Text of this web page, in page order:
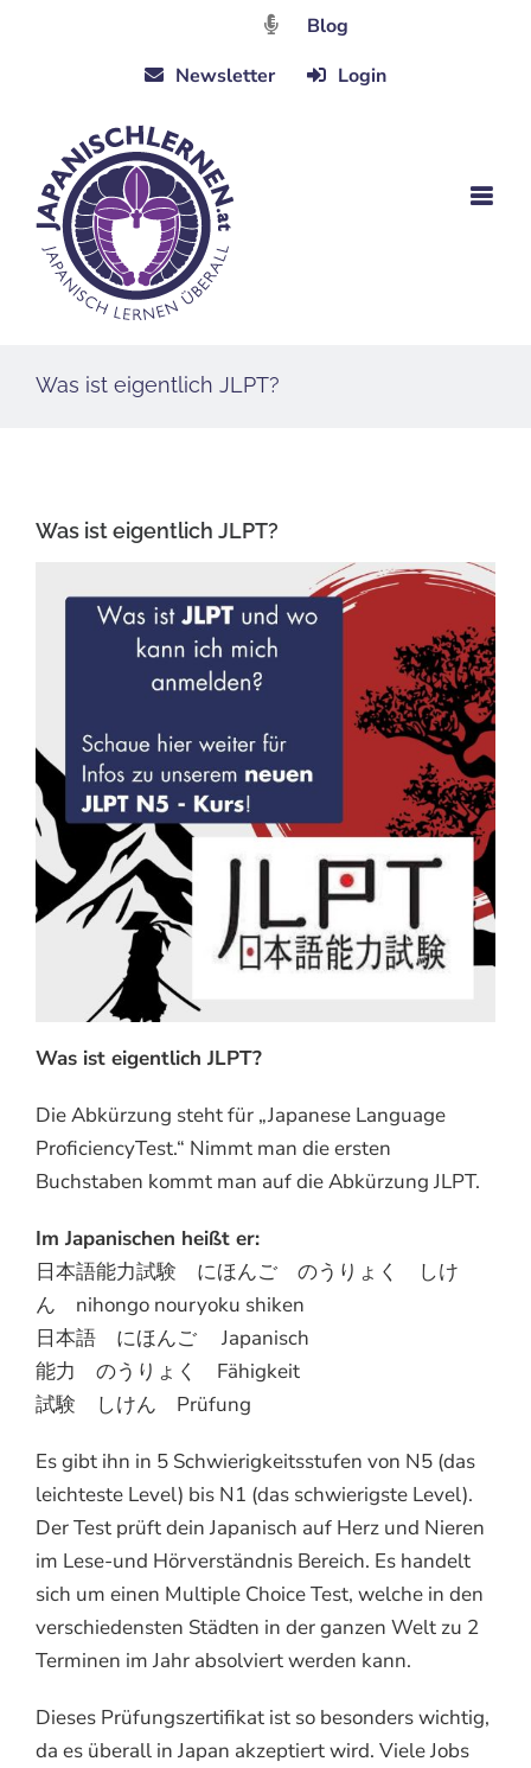
Blog
Newsletter
Login
Was ist eigentlich JLPT?
Was ist eigentlich JLPT?
Was ist eigentlich JLPT?
Die Abkürzung steht für „Japanese Language
ProficiencyTest.“ Nimmt man die ersten
Buchstaben kommt man auf die Abkürzung JLPT.
Im Japanischen heißt er:
日本語能力試験 にほんご のうりょく しけ
ん nihongo nouryoku shiken
日本語 にほんご Japanisch
能力 のうりょく Fähigkeit
試験 しけん Prüfung
Es gibt ihn in 5 Schwierigkeitsstufen von N5 (das
leichteste Level) bis N1 (das schwierigste Level).
Der Test prüft dein Japanisch auf Herz und Nieren
im Lese-und Hörverständnis Bereich. Es handelt
sich um einen Multiple Choice Test, welche in den
verschiedensten Städten in der ganzen Welt zu 2
Terminen im Jahr absolviert werden kann.
Dieses Prüfungszertifikat ist so besonders wichtig,
da es überall in Japan akzeptiert wird. Viele Jobs